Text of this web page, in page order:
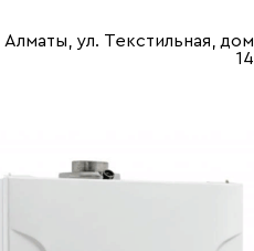
Алматы, ул. Текстильная, дом
14